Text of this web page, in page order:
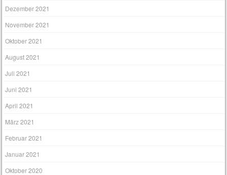
Dezember 2021
November 2021
Oktober 2021
August 2021
Juli 2021
Juni 2021
April 2021
März 2021
Februar 2021
Januar 2021
Oktober 2020